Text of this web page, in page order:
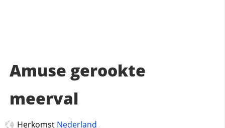
Amuse gerookte
meerval
Herkomst Nederland